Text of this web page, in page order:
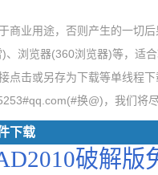
商业用途，否则产生的一切
浏览器(360浏览器)等，适
点击或另存为下载等单线程
换@)，我们将
下载
破解版